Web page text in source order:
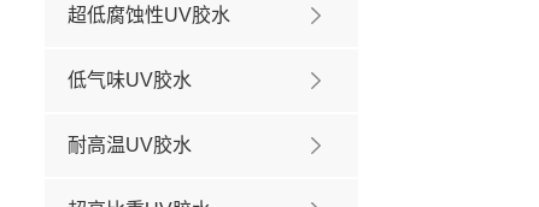
超低腐蚀性UV胶水
低气味UV胶水
耐高温UV胶水